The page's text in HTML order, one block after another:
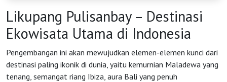
Likupang Pulisanbay – Destinasi
Ekowisata Utama di Indonesia
Pengembangan ini akan mewujudkan elemen-elemen kunci dari
destinasi paling ikonik di dunia, yaitu kemurnian Maladewa yang
tenang, semangat riang Ibiza, aura Bali yang penuh